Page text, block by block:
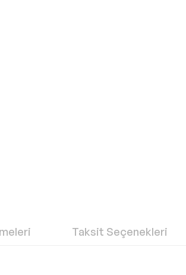
Taksit Seçenekleri